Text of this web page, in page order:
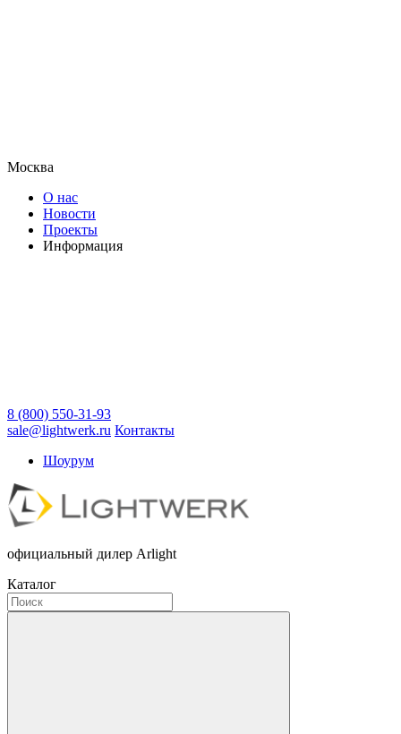
Москва
О нас
Новости
Проекты
Информация
8 (800) 550-31-93
sale@lightwerk.ru Контакты
Шоурум
официальный дилер Arlight
Каталог